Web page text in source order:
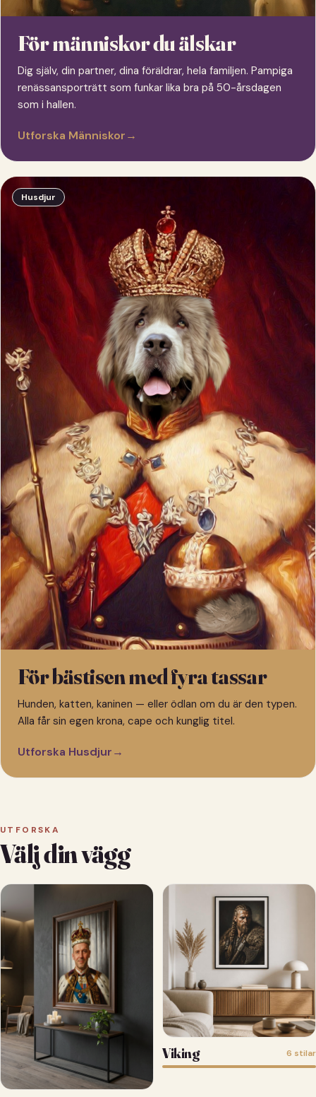
För människor du älskar
Dig själv, din partner, dina föräldrar, hela familjen. Pampiga
renässansporträtt som funkar lika bra på 50-årsdagen
som i hallen.
Utforska Människor→
Husdjur
För bästisen med fyra tassar
Hunden, katten, kaninen — eller ödlan om du är den typen.
Alla får sin egen krona, cape och kunglig titel.
Utforska Husdjur→
UTFORSKA
Välj din vägg
Viking 6 stilar